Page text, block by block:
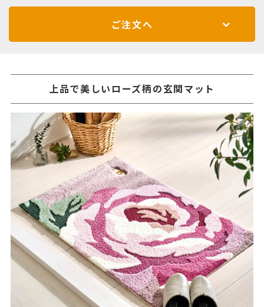
ご注文へ
上品で美しいローズ柄の玄関マット